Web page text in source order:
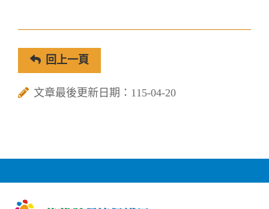
回上一頁
文章最後更新日期：115-04-20